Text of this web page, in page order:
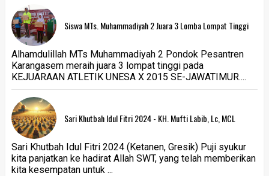
Siswa MTs. Muhammadiyah 2 Juara 3 Lomba Lompat Tinggi
Alhamdulillah MTs Muhammadiyah 2 Pondok Pesantren
Karangasem meraih juara 3 lompat tinggi pada
KEJUARAAN ATLETIK UNESA X 2015 SE-JAWATIMUR....
Sari Khutbah Idul Fitri 2024 - KH. Mufti Labib, Lc, MCL
Sari Khutbah Idul Fitri 2024 (Ketanen, Gresik) Puji syukur
kita panjatkan ke hadirat Allah SWT, yang telah memberikan
kita kesempatan untuk ...